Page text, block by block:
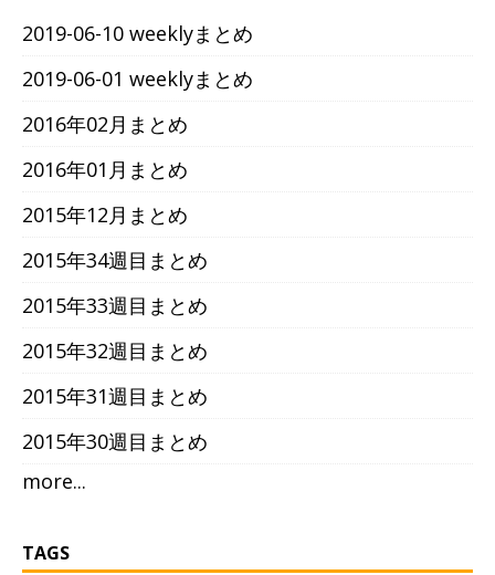
2019-06-10 weeklyまとめ
2019-06-01 weeklyまとめ
2016年02月まとめ
2016年01月まとめ
2015年12月まとめ
2015年34週目まとめ
2015年33週目まとめ
2015年32週目まとめ
2015年31週目まとめ
2015年30週目まとめ
more...
TAGS